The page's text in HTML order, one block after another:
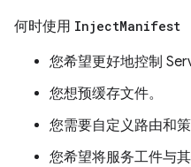
何时使用 InjectManifest
您希望更好地控制
您想预缓存文件。
您需要自定义路由和策
您希望将服务工件与